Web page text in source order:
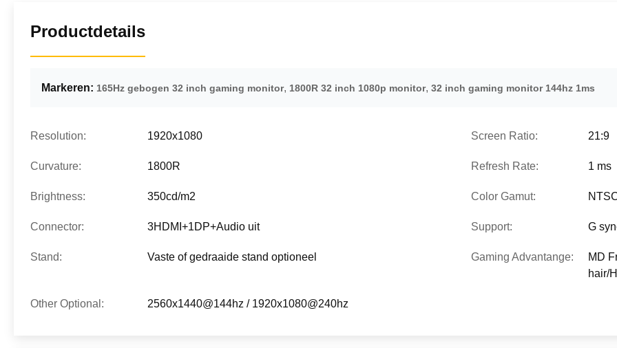
Productdetails
Markeren: 165Hz gebogen 32 inch gaming monitor, 1800R 32 inch 1080p monitor, 32 inch gaming monitor 144hz 1ms
Resolution: 1920x1080 Screen Ratio: 21:9
Curvature: 1800R Refresh Rate: 1 ms
Brightness: 350cd/m2 Color Gamut:
Connector: 3HDMI+1DP+Audio uit Support: G
Stand: Vaste of gedraaide stand optioneel Gaming Advantange:
MD
hair/
Other Optional: 2560x1440@144hz / 1920x1080@240hz